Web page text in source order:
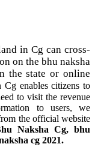
in Cg can cross-
on the bhu naksha
the state or online
Cg enables citizens to
to visit the revenue
to users, we
the official website
Naksha Cg, bhu
cg 2021.